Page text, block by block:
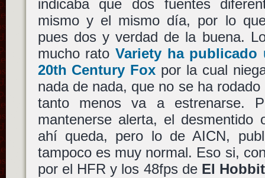
indicaba que dos fuentes
mismo y el mismo día, por lo
pues dos y verdad de la buena.
mucho rato Variety ha
20th Century Fox por la cual
nada de nada, que no se ha
tanto menos va a estrenarse.
mantenerse alerta, el desmentido
ahí queda, pero lo de AICN,
tampoco es muy normal. Eso si,
por el HFR y los 48fps de El Hobbit